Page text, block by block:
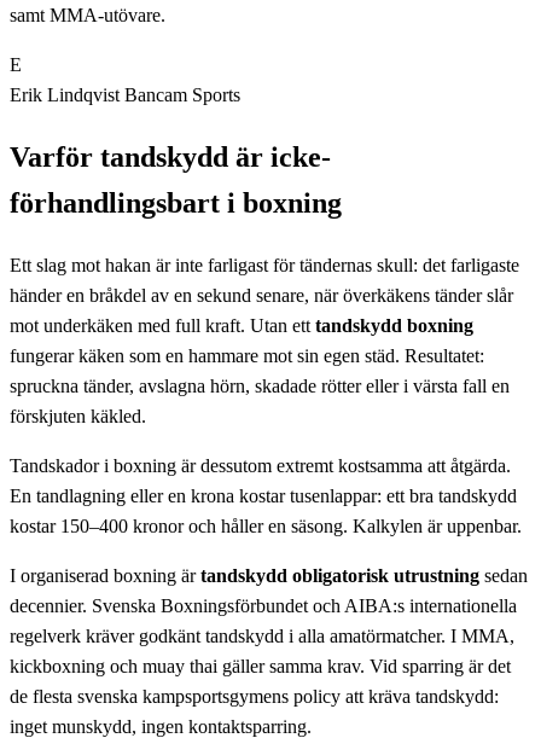
samt MMA-utövare.
E
Erik Lindqvist Bancam Sports
Varför tandskydd är icke-
förhandlingsbart i boxning
Ett slag mot hakan är inte farligast för tändernas skull: det farligaste
händer en bråkdel av en sekund senare, när överkäkens tänder slår
mot underkäken med full kraft. Utan ett tandskydd boxning
fungerar käken som en hammare mot sin egen städ. Resultatet:
spruckna tänder, avslagna hörn, skadade rötter eller i värsta fall en
förskjuten käkled.
Tandskador i boxning är dessutom extremt kostsamma att åtgärda.
En tandlagning eller en krona kostar tusenlappar: ett bra tandskydd
kostar 150–400 kronor och håller en säsong. Kalkylen är uppenbar.
I organiserad boxning ärtandskydd obligatorisk utrustning sedan
decennier. Svenska Boxningsförbundet och AIBA:s internationella
regelverk kräver godkänt tandskydd i alla amatörmatcher. I MMA,
kickboxning och muay thai gäller samma krav. Vid sparring är det
de flesta svenska kampsportsgymens policy att kräva tandskydd:
inget munskydd, ingen kontaktsparring.